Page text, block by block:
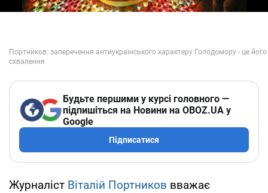
Будьте першими у курсі головного —
підпишіться на Новини на OBOZ.UA у
Google
Підписатися
Журналіст Віталій Портников вважає